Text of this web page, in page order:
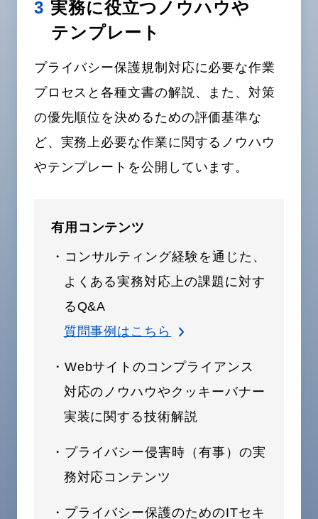
3 実務に役立つノウハウや
テンプレート
プライバシー保護規制対応に必要な作業
プロセスと各種文書の解説、また、対策
の優先順位を決めるための評価基準な
ど、実務上必要な作業に関するノウハウ
やテンプレートを公開しています。
有用コンテンツ
・コンサルティング経験を通じた、
よくある実務対応上の課題に対す
るQ&A
質問事例はこちら
・Webサイトのコンプライアンス
対応のノウハウやクッキーバナー
実装に関する技術解説
・プライバシー侵害時（有事）の実
務対応コンテンツ
・プライバシー保護のためのITセキ